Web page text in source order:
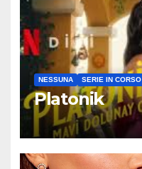
NESSUNA SERIE IN CORSO
Platonik